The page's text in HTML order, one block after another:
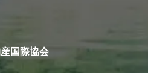
国際協会